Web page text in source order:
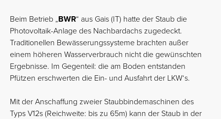
Beim Betrieb „BWR“ aus Gais (IT) hatte der Staub die
Photovoltaik-Anlage des Nachbardachs zugedeckt.
Traditionellen Bewässerungssysteme brachten außer
einem höheren Wasserverbrauch nicht die gewünschten
Ergebnisse. Im Gegenteil: die am Boden entstanden
Pfützen erschwerten die Ein- und Ausfahrt der LKW‘s.
Mit der Anschaffung zweier Staubbindemaschinen des
Typs V12s (Reichweite: bis zu 65m) kann der Staub in der